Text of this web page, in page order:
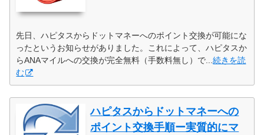
先日、ハピタスからドットマネーへのポイント交換が可能にな
ったというお知らせがありました。これによって、ハピタスか
らANAマイルへの交換が完全無料（手数料無し）で...続きを読
む
ハピタスからドットマネーへの
ポイント交換手順ー実質的にマ